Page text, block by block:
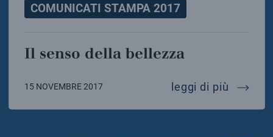
COMUNICATI STAMPA 2017
Il senso della bellezza
15 NOVEMBRE 2017 leggi di più il